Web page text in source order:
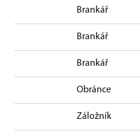
Brankář
Brankář
Brankář
Obránce
Záložník